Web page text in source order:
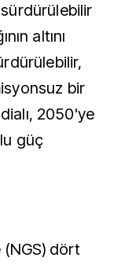
altını
bir
2050'ye
güç
(NGS) dört